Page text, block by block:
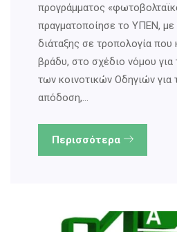
προγράμματος
πραγματοποίησε το ΥΠΕΝ, με
διάταξης σε τροπολογία που
βράδυ, στο σχέδιο νόμου
των κοινοτικών Οδηγιών για
απόδοση,…
Περισσότερα